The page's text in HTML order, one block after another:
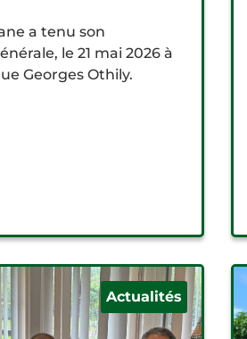
a tenu son
le 21 mai 2026 à
Georges Othily.
Actualités